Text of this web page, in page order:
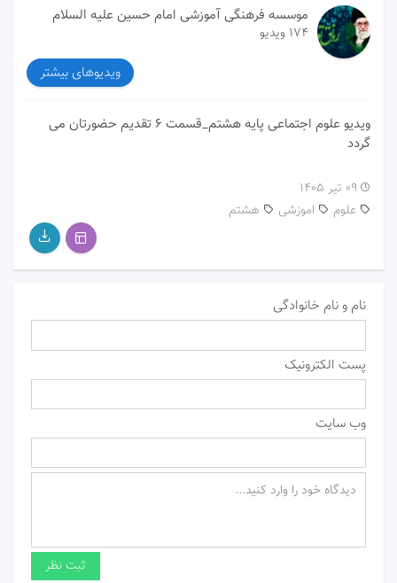
موسسه فرهنگی آموزشی امام حسین علیه السلام
174 ویدیو
ویدیوهای بیشتر
ویدیو علوم اجتماعی پایه هشتم_قسمت 6 تقدیم حضورتان می
گردد
۰۹ تیر ۱۴۰۵
اموزشی
علوم هشتم
نام و نام خانوادگی
پست الکترونیک
وب سایت